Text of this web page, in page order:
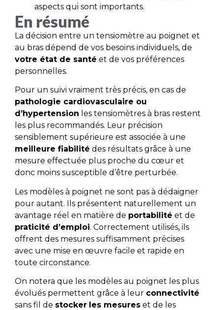
aspects qui sont importants.
En résumé
La décision entre un tensiomètre au poignet et
au bras dépend de vos besoins individuels, de
votre état de santé et de vos préférences
personnelles.
Pour un suivi vraiment très précis, en cas de
pathologie cardiovasculaire ou
d’hypertension les tensiomètres à bras restent
les plus recommandés. Leur précision
sensiblement supérieure est associée à une
meilleure fiabilité des résultats grâce à une
mesure effectuée plus proche du cœur et
donc moins susceptible d’être perturbée.
Les modèles à poignet ne sont pas à dédaigner
pour autant. Ils présentent naturellement un
avantage réel en matière de portabilité et de
praticité d’emploi. Correctement utilisés, ils
offrent des mesures suffisamment précises
avec une mise en œuvre facile et rapide en
toute circonstance.
On notera que les modèles au poignet les plus
évolués permettent grâce à leur connectivité
sans fil de stocker les mesures et de les